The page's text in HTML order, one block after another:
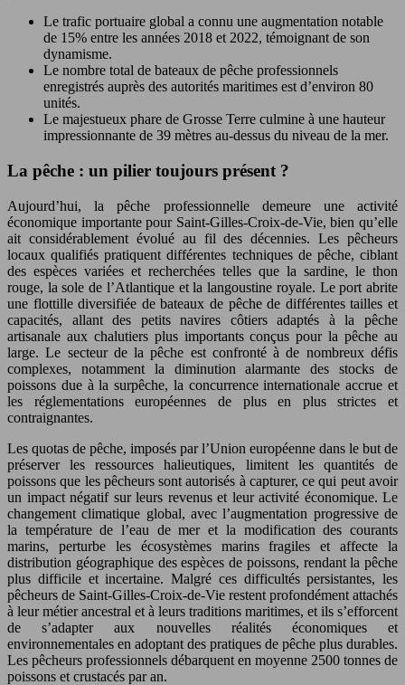
Le trafic portuaire global a connu une augmentation notable
de 15% entre les années 2018 et 2022, témoignant de son
dynamisme.
Le nombre total de bateaux de pêche professionnels
enregistrés auprès des autorités maritimes est d’environ 80
unités.
Le majestueux phare de Grosse Terre culmine à une hauteur
impressionnante de 39 mètres au-dessus du niveau de la mer.
La pêche : un pilier toujours présent ?
Aujourd’hui, la pêche professionnelle demeure une activité
économique importante pour Saint-Gilles-Croix-de-Vie, bien qu’elle
ait considérablement évolué au fil des décennies. Les pêcheurs
locaux qualifiés pratiquent différentes techniques de pêche, ciblant
des espèces variées et recherchées telles que la sardine, le thon
rouge, la sole de l’Atlantique et la langoustine royale. Le port abrite
une flottille diversifiée de bateaux de pêche de différentes tailles et
capacités, allant des petits navires côtiers adaptés à la pêche
artisanale aux chalutiers plus importants conçus pour la pêche au
large. Le secteur de la pêche est confronté à de nombreux défis
complexes, notamment la diminution alarmante des stocks de
poissons due à la surpêche, la concurrence internationale accrue et
les réglementations européennes de plus en plus strictes et
contraignantes.
Les quotas de pêche, imposés par l’Union européenne dans le but de
préserver les ressources halieutiques, limitent les quantités de
poissons que les pêcheurs sont autorisés à capturer, ce qui peut avoir
un impact négatif sur leurs revenus et leur activité économique. Le
changement climatique global, avec l’augmentation progressive de
la température de l’eau de mer et la modification des courants
marins, perturbe les écosystèmes marins fragiles et affecte la
distribution géographique des espèces de poissons, rendant la pêche
plus difficile et incertaine. Malgré ces difficultés persistantes, les
pêcheurs de Saint-Gilles-Croix-de-Vie restent profondément attachés
à leur métier ancestral et à leurs traditions maritimes, et ils s’efforcent
de s’adapter aux nouvelles réalités économiques et
environnementales en adoptant des pratiques de pêche plus durables.
Les pêcheurs professionnels débarquent en moyenne 2500 tonnes de
poissons et crustacés par an.